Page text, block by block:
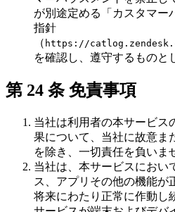
が別途定める「カスタマー
指針
（ https://
を確認し、遵守するものと
第 24 条 免責事項
当社は利用者の本サービス
果について、当社に故意ま
を除き、一切責任を負いま
当社は、本サービスにおい
ス、アプリその他の機能が
将来にわたり正常に作動し